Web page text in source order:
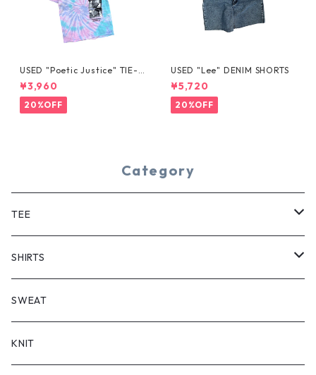
USED "Poetic Justice" TIE-D
YE TEE
¥3,960
20%OFF
USED "Lee" DENIM SHORTS
¥5,720
20%OFF
Category
TEE
SHORT SLEEVE
LONG SLEEVE
SHIRTS
SHORT SLEEVE
LONG SLEEVE
SWEAT
KNIT